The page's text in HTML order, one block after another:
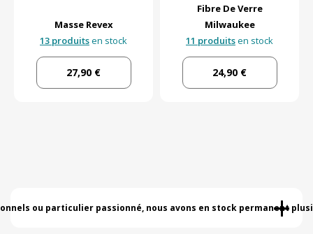
Masse Revex
13 produitsen stock
27,90 €
Fibre De Verre
Milwaukee
11 produitsen stock
24,90 €
ou particulier passionné, nous avons en stock permanent
+